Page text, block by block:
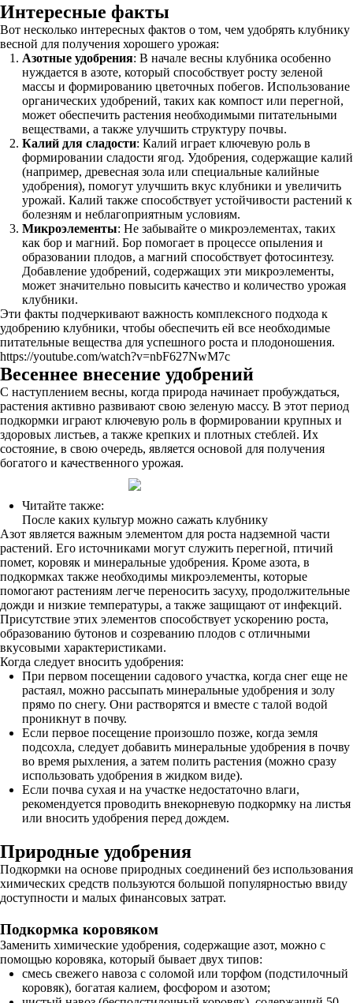
Интересные факты
Вот несколько интересных фактов о том, чем удобрять клубнику
весной для получения хорошего урожая:
Азотные удобрения: В начале весны клубника особенно
нуждается в азоте, который способствует росту зеленой
массы и формированию цветочных побегов. Использование
органических удобрений, таких как компост или перегной,
может обеспечить растения необходимыми питательными
веществами, а также улучшить структуру почвы.
Калий для сладости: Калий играет ключевую роль в
формировании сладости ягод. Удобрения, содержащие калий
(например, древесная зола или специальные калийные
удобрения), помогут улучшить вкус клубники и увеличить
урожай. Калий также способствует устойчивости растений к
болезням и неблагоприятным условиям.
Микроэлементы: Не забывайте о микроэлементах, таких
как бор и магний. Бор помогает в процессе опыления и
образовании плодов, а магний способствует фотосинтезу.
Добавление удобрений, содержащих эти микроэлементы,
может значительно повысить качество и количество урожая
клубники.
Эти факты подчеркивают важность комплексного подхода к
удобрению клубники, чтобы обеспечить ей все необходимые
питательные вещества для успешного роста и плодоношения.
https://youtube.com/watch?v=nbF627NwM7c
Весеннее внесение удобрений
С наступлением весны, когда природа начинает пробуждаться,
растения активно развивают свою зеленую массу. В этот период
подкормки играют ключевую роль в формировании крупных и
здоровых листьев, а также крепких и плотных стеблей. Их
состояние, в свою очередь, является основой для получения
богатого и качественного урожая.
Читайте также:
После каких культур можно сажать клубнику
Азот является важным элементом для роста надземной части
растений. Его источниками могут служить перегной, птичий
помет, коровяк и минеральные удобрения. Кроме азота, в
подкормках также необходимы микроэлементы, которые
помогают растениям легче переносить засуху, продолжительные
дожди и низкие температуры, а также защищают от инфекций.
Присутствие этих элементов способствует ускорению роста,
образованию бутонов и созреванию плодов с отличными
вкусовыми характеристиками.
Когда следует вносить удобрения:
При первом посещении садового участка, когда снег еще не
растаял, можно рассыпать минеральные удобрения и золу
прямо по снегу. Они растворятся и вместе с талой водой
проникнут в почву.
Если первое посещение произошло позже, когда земля
подсохла, следует добавить минеральные удобрения в почву
во время рыхления, а затем полить растения (можно сразу
использовать удобрения в жидком виде).
Если почва сухая и на участке недостаточно влаги,
рекомендуется проводить внекорневую подкормку на листья
или вносить удобрения перед дождем.
Природные удобрения
Подкормки на основе природных соединений без использования
химических средств пользуются большой популярностью ввиду
доступности и малых финансовых затрат.
Подкормка коровяком
Заменить химические удобрения, содержащие азот, можно с
помощью коровяка, который бывает двух типов:
смесь свежего навоза с соломой или торфом (подстилочный
коровяк), богатая калием, фосфором и азотом;